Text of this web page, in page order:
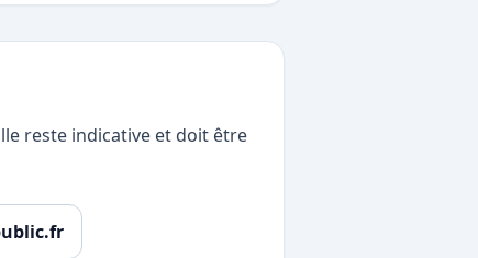
reste indicative et doit être